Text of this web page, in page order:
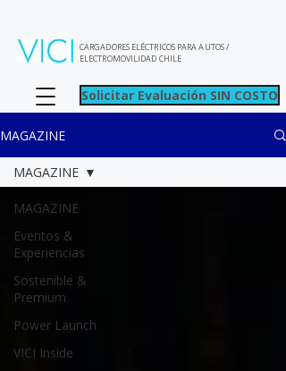
Solicitar Evaluación SIN COSTO
CARGADORES ELÉCTRICOS PARA AUTOS /
ELECTROMOVILIDAD CHILE
MAGAZINE
MAGAZINE
Eventos &
Experiencias
Sostenible &
Premium
Power Launch
VICI Inside
MAGAZINE